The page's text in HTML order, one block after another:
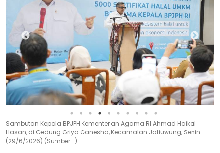
Sambutan Kepala BPJPH Kementerian Agama RI Ahmad Haikal
Hasan, di Gedung Griya Ganesha, Kecamatan Jatiuwung, Senin
(29/6/2026) (Sumber : )